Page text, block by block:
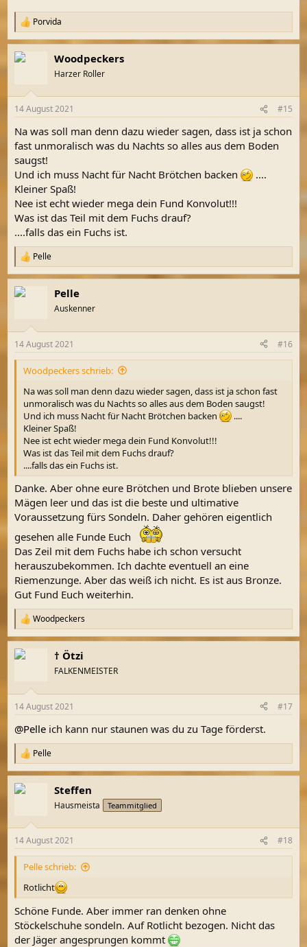
R
e
a
k
e
:
Porvida
Woodpeckers
Harzer Roller
14 August 2021 #15
Na was soll man denn dazu wieder sagen, dass ist ja schon
fast unmoralisch was du Nachts so alles aus dem Boden
saugst!
Und ich muss Nacht für Nacht Brötchen backen
....
Kleiner Spaß!
Nee ist echt wieder mega dein Fund Konvolut!!!
Was ist das Teil mit dem Fuchs drauf?
....falls das ein Fuchs ist.
R
e
a
k
e
n
Pelle
Pelle
Auskenner
14 August 2021 #16
Woodpeckers schrieb:
Na was soll man denn dazu wieder sagen, dass ist ja schon fast
unmoralisch was du Nachts so alles aus dem Boden saugst!
Und ich muss Nacht für Nacht Brötchen backen
....
Kleiner Spaß!
Nee ist echt wieder mega dein Fund Konvolut!!!
Was ist das Teil mit dem Fuchs drauf?
....falls das ein Fuchs ist.
Danke. Aber ohne eure Brötchen und Brote blieben unsere
Mägen leer und das ist die beste und ultimative
Voraussetzung fürs Sondeln. Daher gehören eigentlich
gesehen alle Funde Euch
Das Zeil mit dem Fuchs habe ich schon versucht
herauszubekommen. Ich dachte eventuell an eine
Riemenzunge. Aber das weiß ich nicht. Es ist aus Bronze.
Gut Fund Euch weiterhin.
R
e
a
k
e
:
Woodpeckers
† Ötzi
FALKENMEISTER
14 August 2021 #17
@Pelle ich kann nur staunen was du zu Tage förderst.
R
e
a
k
e
n
Pelle
Steffen
Hausmeista Teammitglied
14 August 2021 #18
Pelle schrieb:
Rotlicht
Schöne Funde. Aber immer ran denken ohne
Stöckelschuhe sondeln. Auf Rotlicht bezogen. Nicht das
der Jäger angesprungen kommt